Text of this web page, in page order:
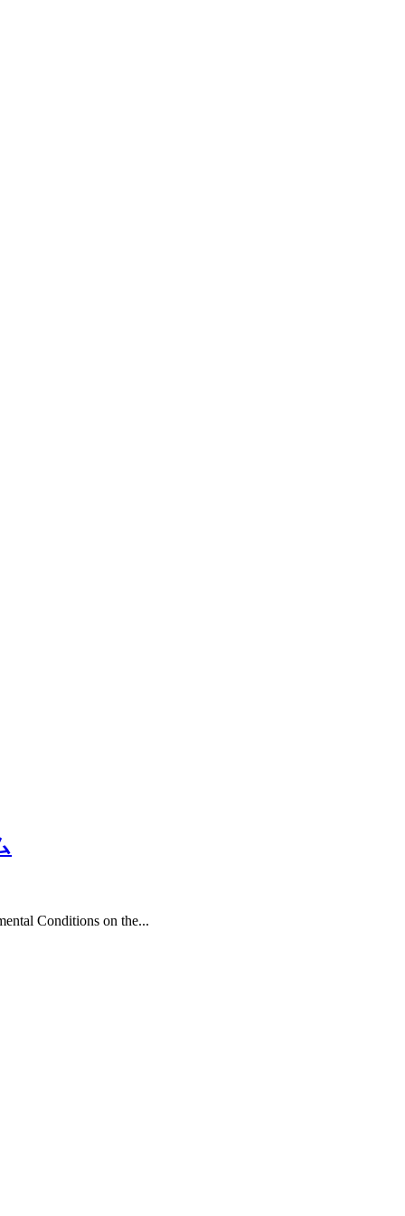
Conditions on the...